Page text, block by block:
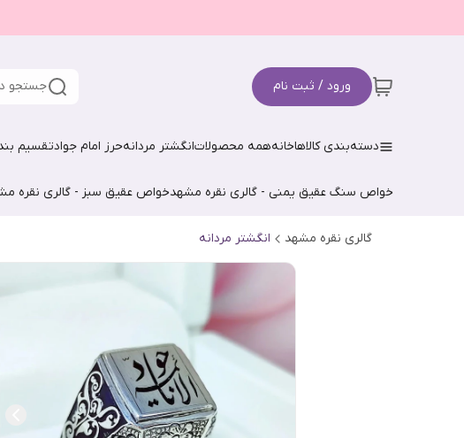
ورود / ثبت نام جستجو
دسته‌بندی کالاهاخانههمه محصولاتانگشتر مردانهحرز امام جوادتقسیم
خواص سنگ عقیق یمنی - گالری نقره مشهدخواص عقیق سبز - گالری نقره
گالری نقره مشهد انگشتر مردانه